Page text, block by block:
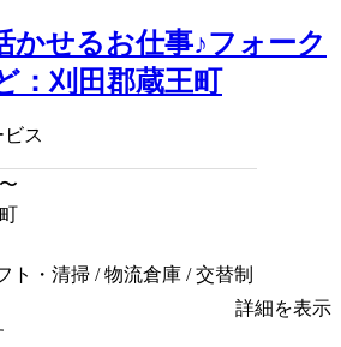
かせるお仕事♪フォーク
：刈田郡蔵王町
ス
ト・清掃 / 物流倉庫 / 交替制
詳細を表示